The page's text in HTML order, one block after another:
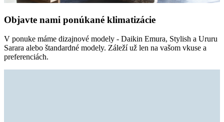
Objavte nami ponúkané klimatizácie
V ponuke máme dizajnové modely - Daikin Emura, Stylish a Ururu
Sarara alebo štandardné modely. Záleží už len na vašom vkuse a
preferenciách.